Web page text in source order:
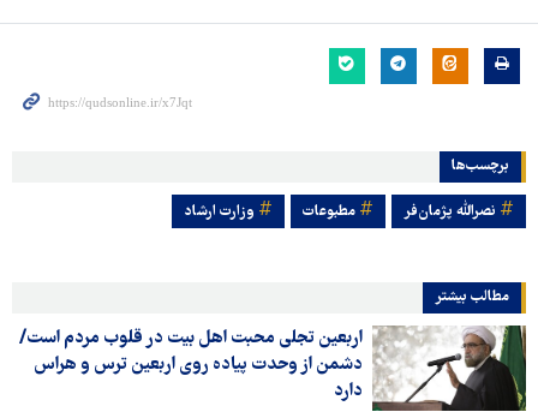
برچسب‌ها
نصرالله پژمان‌فر مطبوعات وزارت ارشاد
مطالب بیشتر
اربعین تجلی محبت اهل بیت در قلوب مردم است/
دشمن از وحدت پیاده روی اربعین ترس و هراس
دارد